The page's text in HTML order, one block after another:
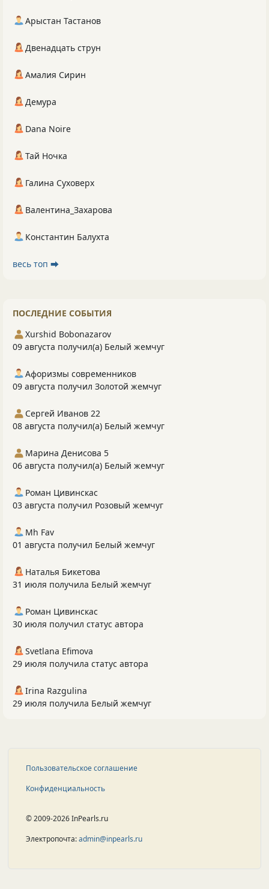
Арыстан Тастанов
Двенадцать струн
Амалия Сирин
Демура
Dana Noire
Тай Ночка
Галина Суховерх
Валентина_Захарова
Константин Балухта
весь топ ⮕
ПОСЛЕДНИЕ СОБЫТИЯ
Xurshid Bobonazarov
09 августа получил(а) Белый жемчуг
Афоризмы современников
09 августа получил Золотой жемчуг
Сергей Иванов 22
08 августа получил(а) Белый жемчуг
Марина Денисова 5
06 августа получил(а) Белый жемчуг
Роман Цивинскас
03 августа получил Розовый жемчуг
Mh Fav
01 августа получил Белый жемчуг
Наталья Бикетова
31 июля получила Белый жемчуг
Роман Цивинскас
30 июля получил статус автора
Svetlana Efimova
29 июля получила статус автора
Irina Razgulina
29 июля получила Белый жемчуг
Пользовательское соглашение
Конфиденциальность
© 2009-2026 InPearls.ru
Электропочта:admin@inpearls.ru